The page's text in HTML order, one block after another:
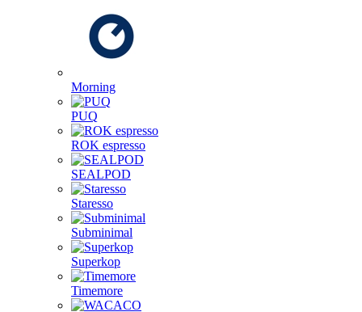
Morning
PUQ
ROK espresso
SEALPOD
Staresso
Subminimal
Superkop
Timemore